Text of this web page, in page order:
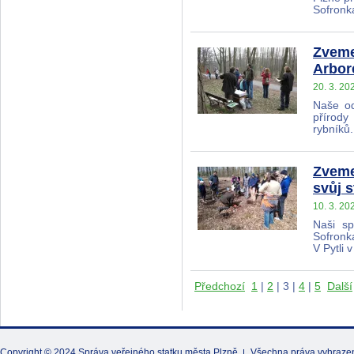
20. 3.
Naše
přírody
svůj
10. 3.
Naši
V Pytli
Předchozí 1 2 3 4 5 Další